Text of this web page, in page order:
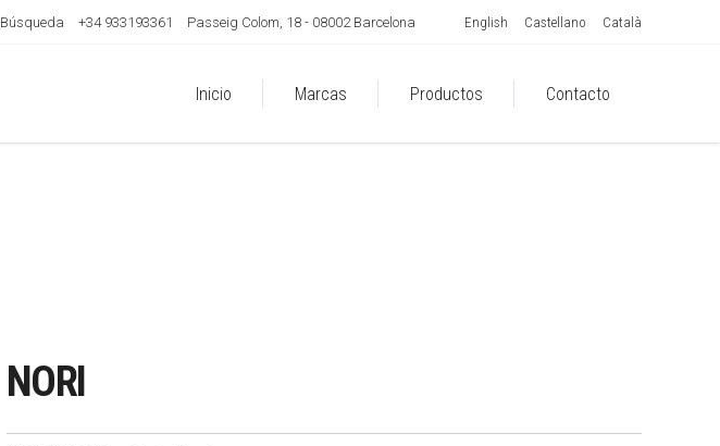
Búsqueda +34 933193361 Passeig Colom, 18 - 08002 Barcelona English Castellano Català
Inicio Marcas Productos Contacto
NORI